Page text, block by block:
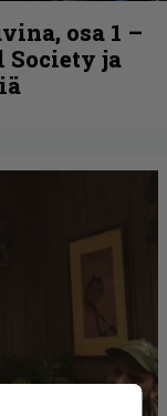
osa 1 –
Society ja